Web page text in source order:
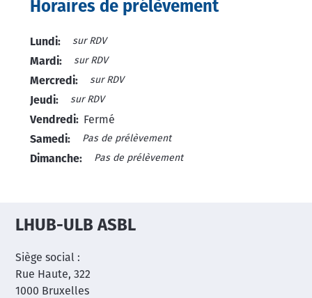
Horaires de prélèvement
Lundi: sur RDV
Mardi: sur RDV
Mercredi: sur RDV
Jeudi: sur RDV
Vendredi:
Fermé
Samedi:
Pas de prélèvement
Dimanche: Pas de prélèvement
LHUB-ULB ASBL
Siège social :
Rue Haute, 322
1000 Bruxelles